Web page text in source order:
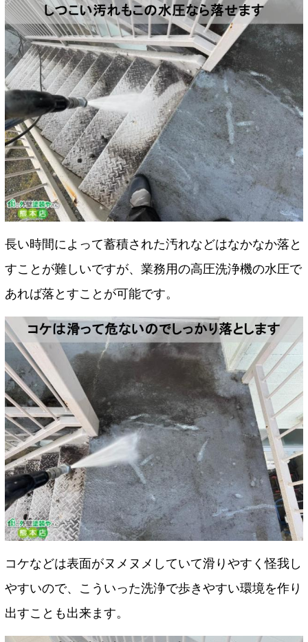
長い時間によって蓄積された汚れなどはなかなか落と
すことが難しいですが、業務用の高圧洗浄機の水圧で
あれば落とすことが可能です。
コケなどは表面がヌメヌメしていて滑りやすく怪我し
やすいので、こういった洗浄で歩きやすい環境を作り
出すことも出来ます。